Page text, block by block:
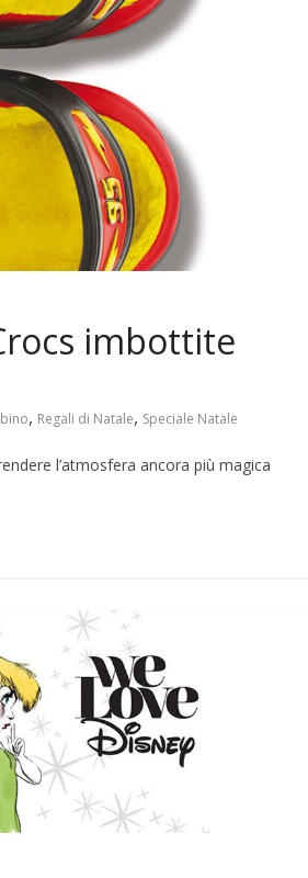
imbottite
, Regali di Natale, Speciale Natale
l’atmosfera ancora più magica